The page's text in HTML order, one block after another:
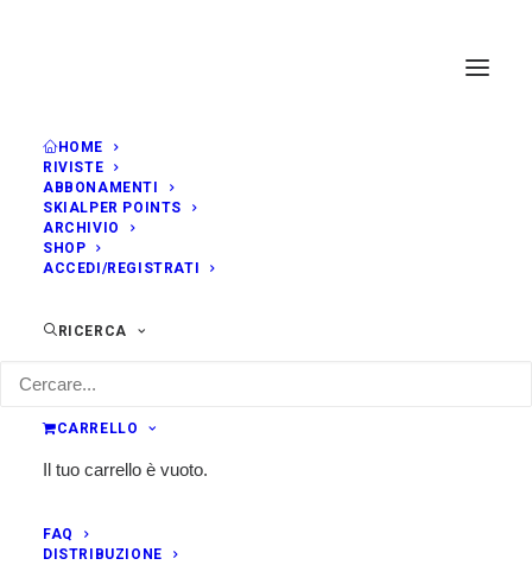
HOME
RIVISTE
ABBONAMENTI
SKIALPER POINTS
ARCHIVIO
SHOP
ACCEDI/REGISTRATI
RICERCA
CARRELLO
Il tuo carrello è vuoto.
FAQ
DISTRIBUZIONE